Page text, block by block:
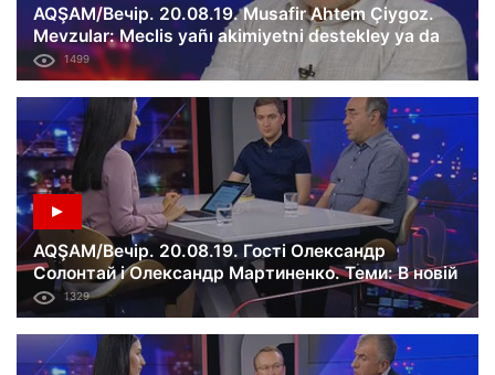
AQŞAM/Вечір. 20.08.19. Musafir Ahtem Çiygoz.
Mevzular: Meclis yañı akimiyetni destekley ya da
mahalefette; Edem Bekirovnıñ işi boyunca
mahkeme; Rusiye Dnipro aqımını keseceginen
qorquta.
1499
AQŞAM/Вечір. 20.08.19. Гості Олександр
Солонтай і Олександр Мартиненко. Теми: В новій
Раді ділять посади; візит прем’єра Ізраїлю до
України.
1329